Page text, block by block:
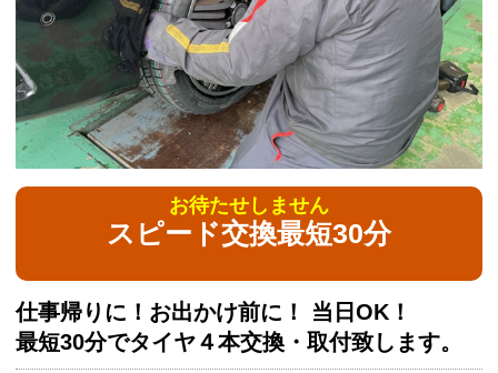
お待たせしません
スピード交換最短30分
仕事帰りに！お出かけ前に！ 当日OK！
最短30分でタイヤ４本交換・取付致します。